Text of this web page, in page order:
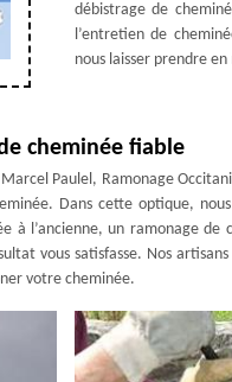
débistrage de
l’entretien de
nous laisser prendre
cheminée fiable
Paulel, Ramonage
Dans cette optique,
à l’ancienne, un ramonage de
vous satisfasse. Nos
votre cheminée.